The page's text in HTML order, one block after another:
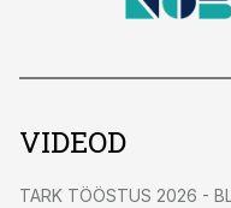
VIDEOD
TARK TÖÖSTUS 2026 -